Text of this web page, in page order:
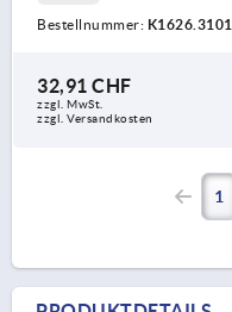
Bestellnummer:
32,91 CHF
zzgl. MwSt.
zzgl. Versandkosten
1